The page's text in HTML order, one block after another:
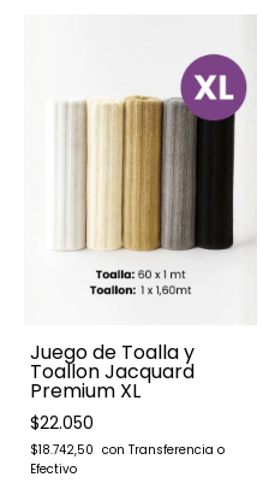
Juego de Toalla y
Toallon Jacquard
Premium XL
$22.050
$18.742,50